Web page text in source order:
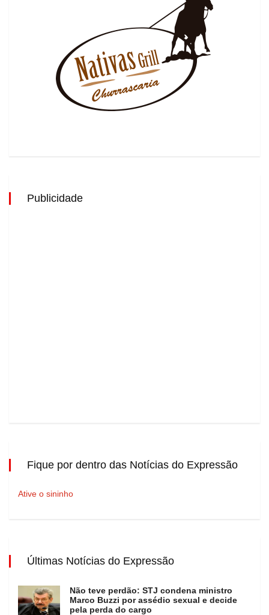
Publicidade
Fique por dentro das Notícias do Expressão
Ative o sininho
Últimas Notícias do Expressão
Não teve perdão: STJ condena ministro
Marco Buzzi por assédio sexual e decide
pela perda do cargo